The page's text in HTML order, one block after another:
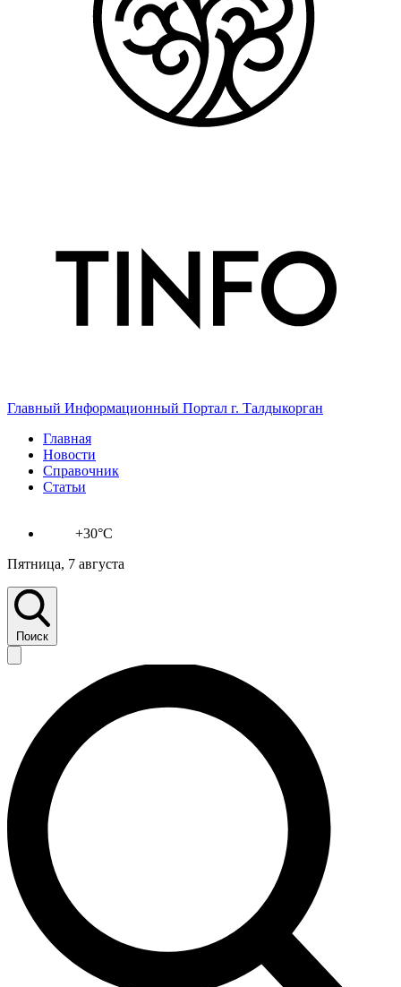
Главный Информационный Портал г. Талдыкорган
Главная
Новости
Справочник
Статьи
+30°C
Пятница, 7 августа
Поиск